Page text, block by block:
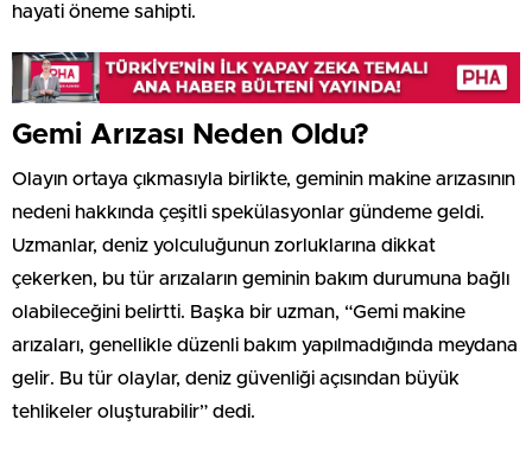
hayati öneme sahipti.
Gemi Arızası Neden Oldu?
Olayın ortaya çıkmasıyla birlikte, geminin makine arızasının
nedeni hakkında çeşitli spekülasyonlar gündeme geldi.
Uzmanlar, deniz yolculuğunun zorluklarına dikkat
çekerken, bu tür arızaların geminin bakım durumuna bağlı
olabileceğini belirtti. Başka bir uzman, “Gemi makine
arızaları, genellikle düzenli bakım yapılmadığında meydana
gelir. Bu tür olaylar, deniz güvenliği açısından büyük
tehlikeler oluşturabilir” dedi.